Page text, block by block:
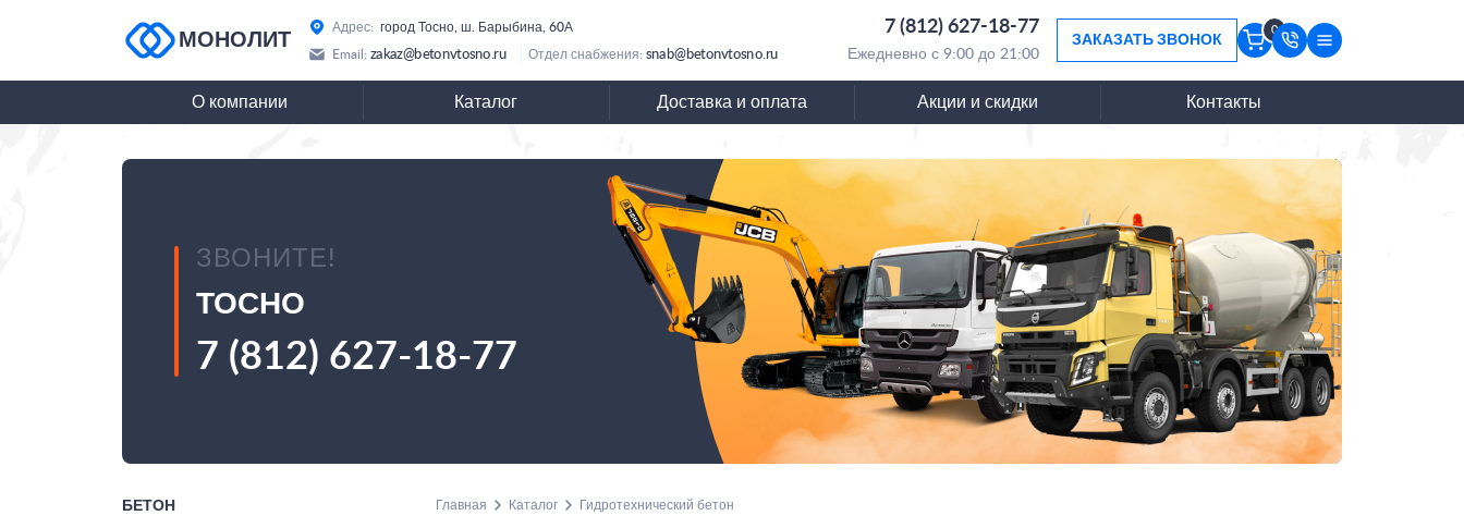
МОНОЛИТ
Адрес: город Тосно, ш. Барыбина, 60А 7 (812) 627-18-77
Email: zakaz@betonvtosno.ru Отдел снабжения: snab@betonvtosno.ru Ежедневно с 9:00 до 21:00
ЗАКАЗАТЬ ЗВОНОК
0
О компании Каталог Доставка и оплата Акции и скидки Контакты
ЗВОНИТЕ!
ТОСНО
7 (812) 627-18-77
БЕТОН Главная Каталог Гидротехнический бетон